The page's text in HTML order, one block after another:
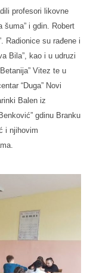
profesori likovne
šuma” i gdin. Robert
Radionice su rađene i
Bila”, kao i u udruzi
Vitez te u
“Duga” Novi
Balen iz
gdinu Branku
i njihovim